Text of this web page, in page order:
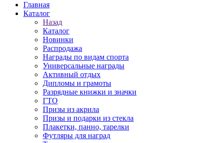
Главная
Каталог
Назад
Каталог
Новинки
Распродажа
Награды по видам спорта
Универсальные награды
Активный отдых
Дипломы и грамоты
Разрядные книжки и значки
ГТО
Призы из акрила
Призы и подарки из стекла
Плакетки, панно, тарелки
Футляры для наград